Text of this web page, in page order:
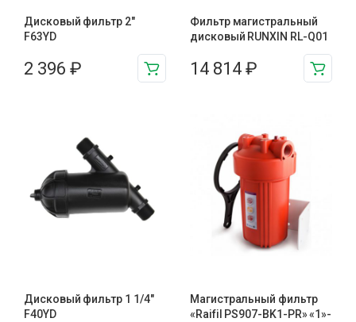
Дисковый фильтр 2″
F63YD
2 396 ₽
Фильтр магистральный
дисковый RUNXIN RL-Q01
14 814 ₽
Дисковый фильтр 1 1/4″
F40YD
Магистральный фильтр
«Raifil PS907-BK1-PR» «1»-